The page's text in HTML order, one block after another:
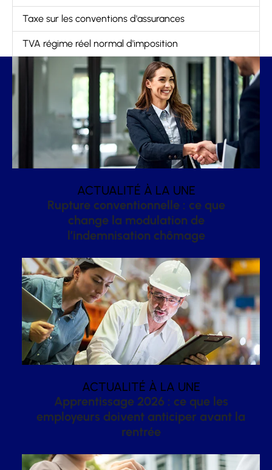
Taxe sur les conventions d'assurances
TVA régime réel normal d'imposition
ACTUALITÉ À LA UNE
Rupture conventionnelle : ce que
change la modulation de
l’indemnisation chômage
ACTUALITÉ À LA UNE
Apprentissage 2026 : ce que les
employeurs doivent anticiper avant la
rentrée